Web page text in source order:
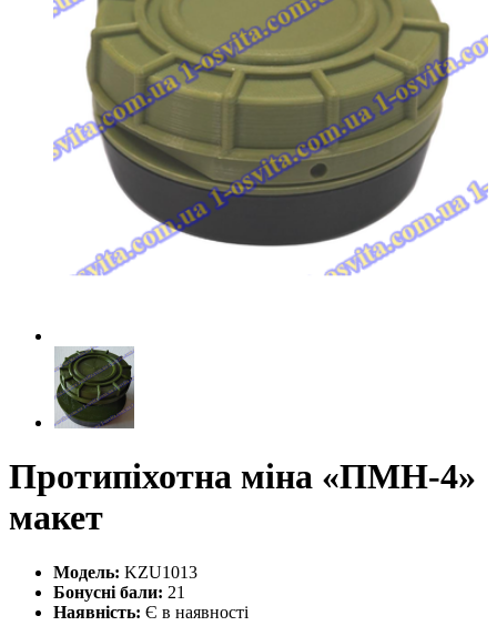
Протипіхотна міна «ПМН-4»
макет
Модель: KZU1013
Бонусні бали: 21
Наявність: Є в наявності